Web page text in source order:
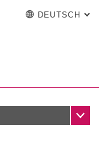
direkt zu: Inhalt
direkt zu: Suche
direkt zu:
Link in
DEUTSCH :
Italiano